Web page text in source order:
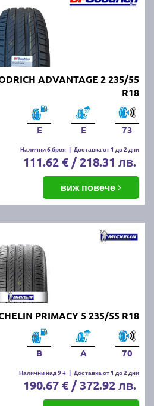
ADVANTAGE 2 235/55
R18
E E 73
Налични 6 броя | Доставка от 1 до 2 дни
111.62 € / 218.31 лв.
виж повече
PRIMACY 5 235/55 R18
B A 70
Налични над 9 + | Доставка от 1 до 2 дни
190.67 € / 372.92 лв.